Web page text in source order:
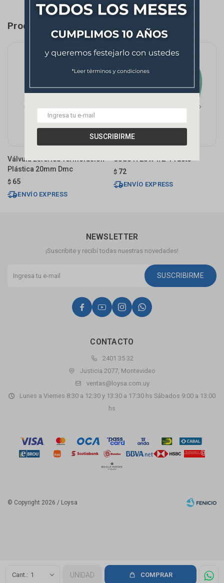
SUSCRIBIRME
1 UNIDAD COMPRAR
Productos que te pueden interesar
Válvula Esférica Termofusión
Plástica 20mm Dmc
$ 65
ENVÍO EXPRESS
Codo H 20 X 1/2" Practo
$ 72
ENVÍO EXPRESS
CONTACTO
2401 35 32
Justicia 2077, Montevideo
ventas@loysa.com.uy
Lunes a Viernes 8:30 a 12:30 y 13:30 a 17:30 hs Sábados 9:00 a 13:00
hs
NEWSLETTER
¡Suscribite y recibí todas nuestras novedades!
SUSCRIBIRME
   
© Copyright 2026 / Loysa
Fenicio